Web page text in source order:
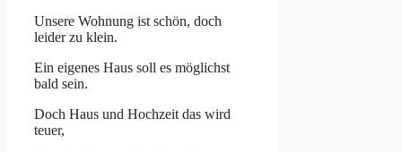
Unsere Wohnung ist schön, doch
leider zu klein.
Ein eigenes Haus soll es möglichst
bald sein.
Doch Haus und Hochzeit das wird
teuer,